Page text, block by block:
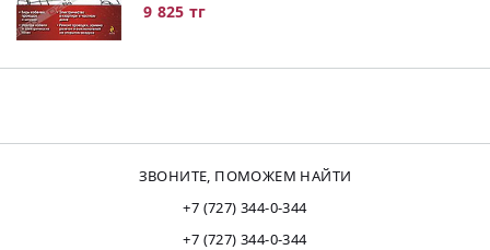
9 825 тг
ЗВОНИТЕ, ПОМОЖЕМ НАЙТИ
+7 (727) 344-0-344
+7 (727) 344-0-344